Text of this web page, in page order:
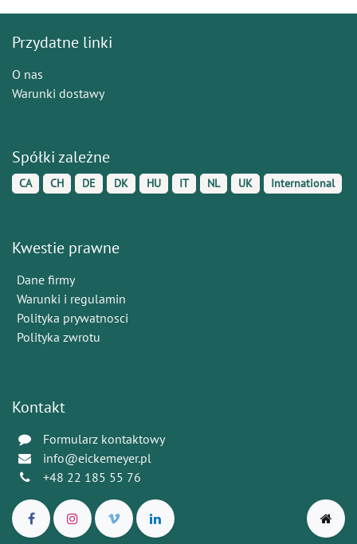
Przydatne linki
O nas
Warunki dostawy
Spółki zależne
CA CH DE DK HU IT NL UK International
Kwestie prawne
Dane firmy
Warunki i regulamin
Polityka prywatnosci
Polityka zwrotu
Kontakt
Formularz kontaktowy
info@eickemeyer.pl
+48 22 185 55 76